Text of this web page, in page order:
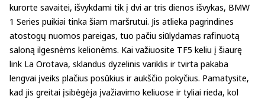
kurorte savaitei, išvykdami tik į dvi ar tris dienos išvykas, BMW
1 Series puikiai tinka šiam maršrutui. Jis atlieka pagrindines
atostogų nuomos pareigas, tuo pačiu siūlydamas rafinuotą
saloną ilgesnėms kelionėms. Kai važiuosite TF5 keliu į šiaurę
link La Orotava, sklandus dyzelinis variklis ir tvirta pakaba
lengvai įveiks plačius posūkius ir aukščio pokyčius. Pamatysite,
kad jis greitai įsibėgėja įvažiavimo keliuose ir tyliai rieda, kol